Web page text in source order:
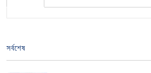
সর্বশেষ